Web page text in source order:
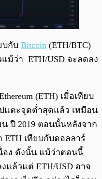
บกับ Bitcoin (ETH/BTC)
ม้ว่า ETH/USD จะลดลง
(ETH) เมื่อเทียบ
ปแตะจุดต่ำสุดแล้ว เหมือน
ปี 2019 ตอนนั้นหลังจาก
เทียบกับดอลลาร์
อง ดังนั้น แม้ว่าตอนนี้
แล้วแต่ ETH/USD อาจ